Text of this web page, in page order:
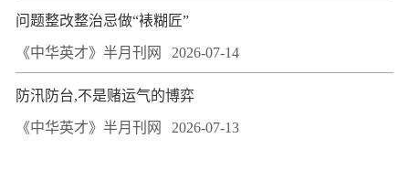
问题整改整治忌做“裱糊匠”
《中华英才》半月刊网 2026-07-14
防汛防台,不是赌运气的博弈
《中华英才》半月刊网 2026-07-13